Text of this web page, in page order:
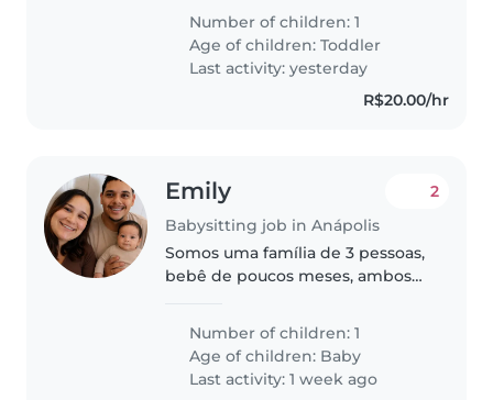
de dois adultos, um bebê de
quase 2 anos e uma criança de 7,
mas precisamos de ajuda apenas
Number of children: 1
Age of children:Toddler
Last activity: yesterday
R$20.00/hr
Emily
Babysitting job in Anápolis
2
Somos uma família de 3 pessoas,
bebê de poucos meses, ambos
preciso de uma pessoa dia sim e
dia nao preferência de segunda
a sexta as vezes fim de semana
Number of children: 1
Age of children: Baby
Last activity: 1 week ago